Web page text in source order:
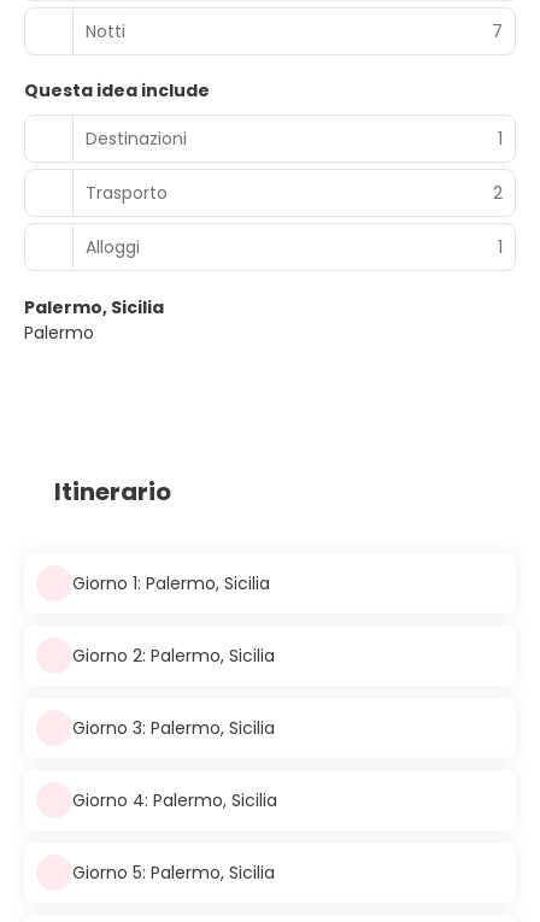
Notti 7
Questa idea include
Destinazioni
1
Trasporto 2
Alloggi 1
Palermo, Sicilia
Palermo
Itinerario
Giorno 1: Palermo, Sicilia
Giorno 2: Palermo, Sicilia
Giorno 3: Palermo, Sicilia
Giorno 4: Palermo, Sicilia
Giorno 5: Palermo, Sicilia